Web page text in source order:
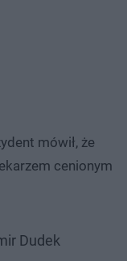
mówił, że
cenionym
Dudek